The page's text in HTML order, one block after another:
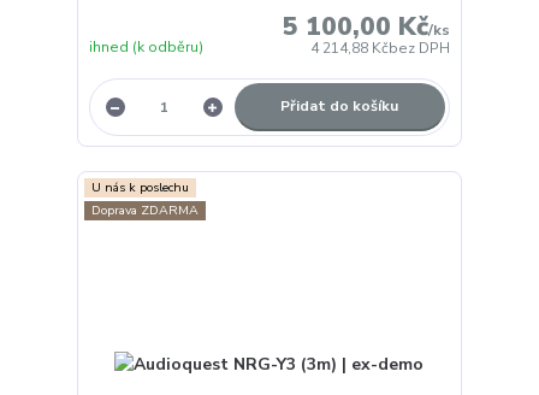
5 100,00 Kč/ks
4 214,88 Kčbez DPH
ihned (k odběru)
Přidat do košíku
U nás k poslechu
Doprava ZDARMA